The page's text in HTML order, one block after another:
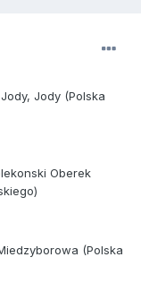
Jody (Polska
Oberek
(Polska